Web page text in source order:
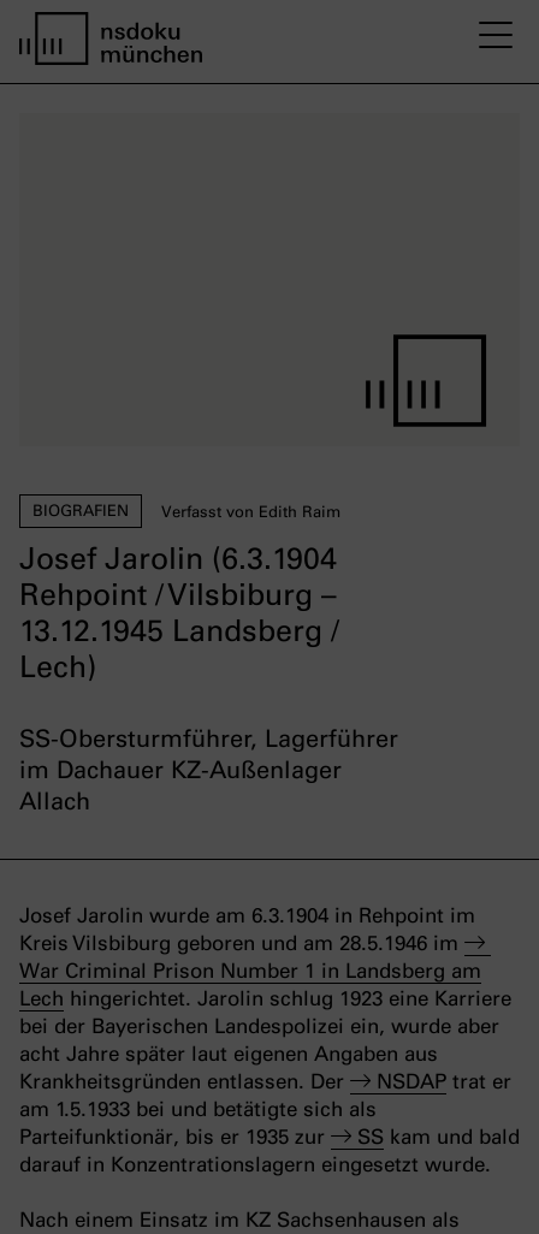
Josef Jarolin (6.3.1904
Rehpoint / Vilsbiburg –
13.12.1945 Landsberg /
Lech)
BIOGRAFIEN Verfasst von Edith Raim
SS-Obersturmführer, Lagerführer
im Dachauer KZ-Außenlager
Allach
Josef Jarolin wurde am 6.3.1904 in Rehpoint im
Kreis Vilsbiburg geboren und am 28.5.1946 im
War Criminal Prison Number 1 in Landsberg am
Lech hingerichtet. Jarolin schlug 1923 eine Karriere
bei der Bayerischen Landespolizei ein, wurde aber
acht Jahre später laut eigenen Angaben aus
Krankheitsgründen entlassen. Der
NSDAP trat er
am 1.5.1933 bei und betätigte sich als
Parteifunktionär, bis er 1935 zur
SS kam und bald
darauf in Konzentrationslagern eingesetzt wurde.
Nach einem Einsatz im KZ Sachsenhausen als